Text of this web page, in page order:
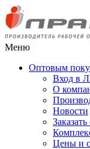
Меню
Оптовым
Вход в
О
Новости
Цены и